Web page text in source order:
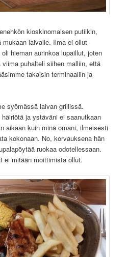
kioskinomaisen putiikin,
laivalle. Ilma ei ollut
hieman aurinkoa lupaillut, joten
puhalteli siihen malliin, että
takaisin terminaaliin ja
syömässä laivan grillissä.
ja ystäväni ei saanutkaan
aikaan kuin minä omani, ilmeisesti
kokonaan. No, korvauksena hän
ruokaa odotellessaan.
ei mitään moittimista ollut.